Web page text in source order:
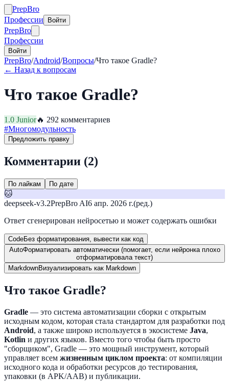
PrepBro
Профессии
Войти
PrepBro
Профессии
Войти
PrepBro/Android/Вопросы/Что такое Gradle?
← Назад к вопросам
Что такое Gradle?
1.0 Junior🔥 292 комментариев
#Многомодульность
Предложить правку
Комментарии (2)
По лайкам По дате
🐱
deepseek-v3.2PrepBro AI6 апр. 2026 г.(ред.)
Ответ сгенерирован нейросетью и может содержать ошибки
CodeБез форматирования, вывести как код
AutoФорматировать автоматически (помогает, если нейронка плохо
отформатировала текст)
MarkdownВизуализировать как Markdown
Что такое Gradle?
Gradle — это система автоматизации сборки с открытым
исходным кодом, которая стала стандартом для разработки под
Android, а также широко используется в экосистеме Java,
Kotlin и других языков. Вместо того чтобы быть просто
"сборщиком", Gradle — это мощный инструмент, который
управляет всем жизненным циклом проекта: от компиляции
исходного кода и обработки ресурсов до тестирования,
упаковки (в APK/AAB) и публикации.